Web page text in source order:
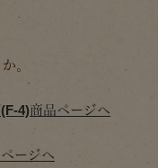
。
4)商品ページへ
ージへ